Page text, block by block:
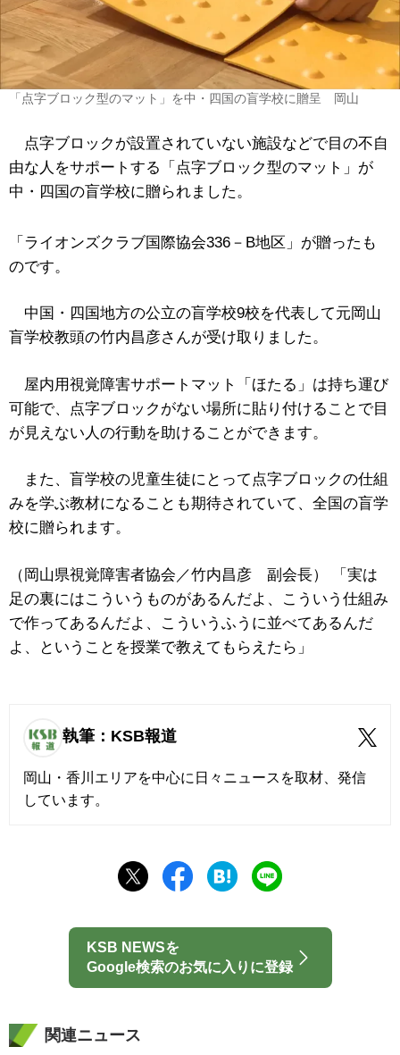
「点字ブロック型のマット」を中・四国の盲学校に贈呈 岡山
点字ブロックが設置されていない施設などで目の不自
由な人をサポートする「点字ブロック型のマット」が
中・四国の盲学校に贈られました。
「ライオンズクラブ国際協会336－B地区」が贈ったも
のです。
中国・四国地方の公立の盲学校9校を代表して元岡山
盲学校教頭の竹内昌彦さんが受け取りました。
屋内用視覚障害サポートマット「ほたる」は持ち運び
可能で、点字ブロックがない場所に貼り付けることで目
が見えない人の行動を助けることができます。
また、盲学校の児童生徒にとって点字ブロックの仕組
みを学ぶ教材になることも期待されていて、全国の盲学
校に贈られます。
（岡山県視覚障害者協会／竹内昌彦 副会長） 「実は
足の裏にはこういうものがあるんだよ、こういう仕組み
で作ってあるんだよ、こういうふうに並べてあるんだ
よ、ということを授業で教えてもらえたら」
執筆：KSB報道
岡山・香川エリアを中心に日々ニュースを取材、発信
しています。
KSB NEWSを
Google検索のお気に入りに登録
関連ニュース